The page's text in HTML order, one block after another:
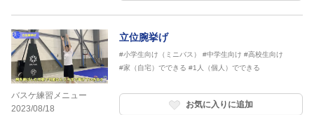
バスケ練習メニュー
2023/08/18
立位腕挙げ
#小学生向け（ミニバス） #中学生向け #高校生向け
#家（自宅）でできる #1人（個人）でできる
お気に入りに追加